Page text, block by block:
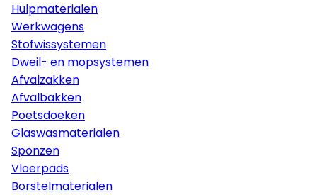
Hulpmaterialen
Werkwagens
Stofwissystemen
Dweil- en mopsystemen
Afvalzakken
Afvalbakken
Poetsdoeken
Glaswasmaterialen
Sponzen
Vloerpads
Borstelmaterialen